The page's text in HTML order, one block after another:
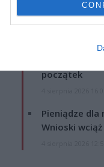
początek
Pieniądze dla
Wnioski wciąż